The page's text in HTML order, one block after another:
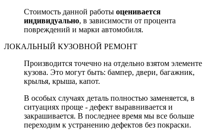
Стоимость данной работы оценивается
индивидуально, в зависимости от процента
повреждений и марки автомобиля.
ЛОКАЛЬНЫЙ КУЗОВНОЙ РЕМОНТ
Производится точечно на отдельно взятом элементе
кузова. Это могут быть: бампер, двери, багажник,
крылья, крыша, капот.
В особых случаях деталь полностью заменяется, в
ситуациях проще - дефект выравнивается и
закрашивается. В последнее время мы все больше
переходим к устранению дефектов без покраски.